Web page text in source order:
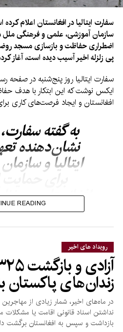
سفارت ایتالیا در افغانستان اعلام
سازمان آموزشی، علمی و فرهنگی ملل
اضطراری حفاظت و بازسازی مسجد
پی زلزله اخیر آسیب دیده است، آغاز
سفارت ایتالیا روز پنج‌شنبه در
ایکس نوشت که این ابتکار با هدف
افغانستان و ایجاد فرصت‌های کاری
به گفته
نشان‌دهنده
ایتالیا و
برای حمایت
افغانستان و حفظ
تاریخی و
مسجد روضه مزارشریف یکی از
مذهبی افغانستان به شمار می‌رود و
گردشگر داخلی و خارجی است.
روضه شریف در مرکز بلخ در شمال
تاریخی افغانستان است که به سبک
است.
READING
رویداد های اخیر
زندان‌های پاکستان
در ماه‌های اخیر، شمار زیادی از
نداشتن اسناد قانونی اقامت یا
بازداشت و سپس به افغانستان برگشت